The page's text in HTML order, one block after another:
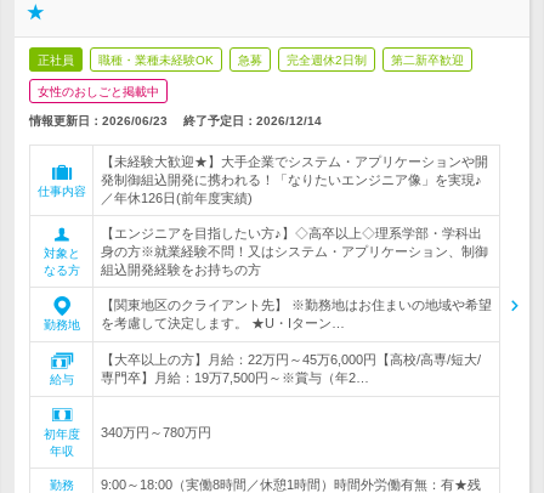
★
正社員 職種・業種未経験OK 急募 完全週休2日制 第二新卒歓迎
女性のおしごと掲載中
情報更新日：2026/06/23 終了予定日： 2026/12/14
仕事内容
【未経験大歓迎★】大手企業でシステム・アプリケーションや開
発制御組込開発に携われる！「なりたいエンジニア像」を実現♪
／年休126日(前年度実績)
対象と
なる方
【エンジニアを目指したい方♪】◇高卒以上◇理系学部・学科出
身の方※就業経験不問！又はシステム・アプリケーション、制御
組込開発経験をお持ちの方
勤務地
【関東地区のクライアント先】 ※勤務地はお住まいの地域や希望
を考慮して決定します。 ★U・Iターン…
給与
【大卒以上の方】月給：22万円～45万6,000円【高校/高専/短大/
専門卒】月給：19万7,500円～※賞与（年2…
初年度
年収
340万円～780万円
勤務
9:00～18:00（実働8時間／休憩1時間）時間外労働有無：有★残